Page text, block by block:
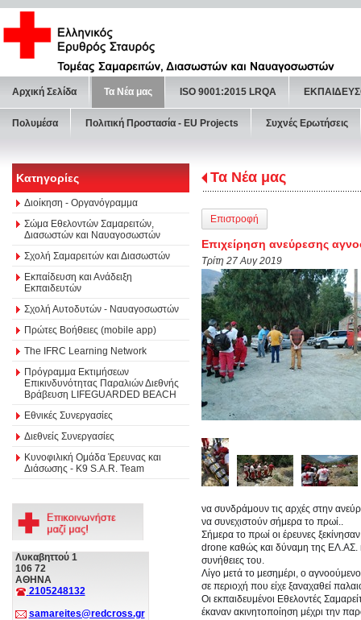
Αρχική Σελίδα Τα Νέα μας ISO 9001:2015 LRQA
Πολυμέσα Πολιτική Προστασία - ΕU Projects Συχνές Ερωτήσεις
Κατηγορίες
Διοίκηση - Οργανόγραμμα
Σώμα Εθελοντών Σαμαρειτών,
Διασωστών και Ναυαγοσωστών
Σχολή Σαμαρειτών και Διασωστών
Εκπαίδευση και Ανάδειξη
Εκπαιδευτών
Σχολή Αυτοδυτών - Ναυαγοσωστών
Πρώτες Βοήθειες (mobile app)
The IFRC Learning Network
Πρόγραμμα Εκτιμήσεων
Επικινδυνότητας Παραλιών Διεθνής
Βράβευση LIFEGUARDED BEACH
Εθνικές Συνεργασίες
Διεθνείς Συνεργασίες
Κυνοφιλική Ομάδα Έρευνας και
Διάσωσης - Κ9 S.A.R. Team
Λυκαβηττού 1
106 72
ΑΘΗΝΑ
2105248132
samareites@redcross.gr
Τα Νέα μας
Επιστροφή
Επιχείρηση ανεύρεσης
Τρίτη 27 Αυγ 2019
να συνδράμουν τις αρχές στην
να συνεχιστούν σήμερα το πρωί..
Σήμερα το πρωί οι έρευνες
drone καθώς και δύναμη της ΕΛ.ΑΣ.
συνήθειες του.
Λίγο μετά το μεσημέρι, ο
σε περιοχή που είχε ξαναχαθεί
Οι εκπαιδευμένοι Εθελοντές
έκαναν ακινητοποίηση μέχρι την